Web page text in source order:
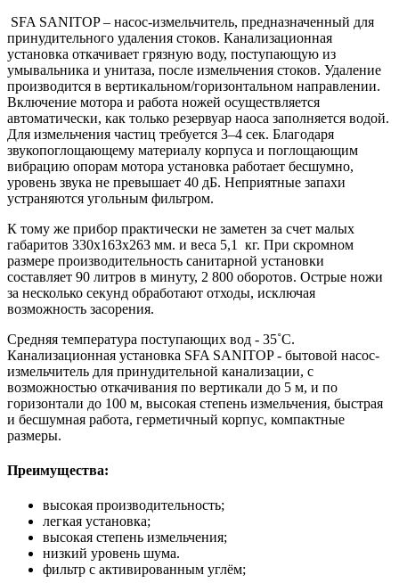
SFA SANITOP – насос-измельчитель, предназначенный для
принудительного удаления стоков. Канализационная
установка откачивает грязную воду, поступающую из
умывальника и унитаза, после измельчения стоков. Удаление
производится в вертикальном/горизонтальном направлении.
Включение мотора и работа ножей осуществляется
автоматически, как только резервуар наоса заполняется водой.
Для измельчения частиц требуется 3–4 сек. Благодаря
звукопоглощающему материалу корпуса и поглощающим
вибрацию опорам мотора установка работает бесшумно,
уровень звука не превышает 40 дБ. Неприятные запахи
устраняются угольным фильтром.
К тому же прибор практически не заметен за счет малых
габаритов 330х163х263 мм. и веса 5,1 кг. При скромном
размере производительность санитарной установки
составляет 90 литров в минуту, 2 800 оборотов. Острые ножи
за несколько секунд обработают отходы, исключая
возможность засорения.
Средняя температура поступающих вод - 35˚C.
Канализационная установка SFA SANITOP - бытовой насос-
измельчитель для принудительной канализации, с
возможностью откачивания по вертикали до 5 м, и по
горизонтали до 100 м, высокая степень измельчения, быстрая
и бесшумная работа, герметичный корпус, компактные
размеры.
Преимущества:
высокая производительность;
легкая установка;
высокая степень измельчения;
низкий уровень шума.
фильтр с активированным углём;